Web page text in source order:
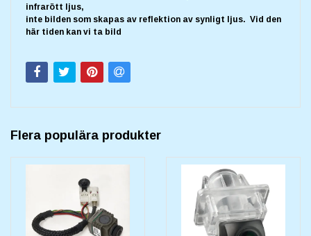
infrarött ljus,
inte bilden som skapas av reflektion av synligt ljus. Vid den
här tiden kan vi ta bild
Flera populära produkter